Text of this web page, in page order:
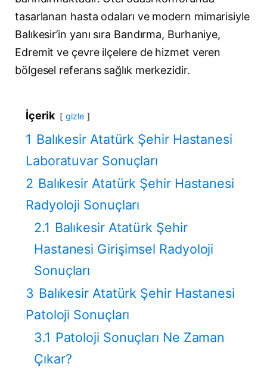
tasarlanan hasta odaları ve modern mimarisiyle
Balıkesir’in yanı sıra Bandırma, Burhaniye,
Edremit ve çevre ilçelere de hizmet veren
bölgesel referans sağlık merkezidir.
İçerik gizle
1 Balıkesir Atatürk Şehir Hastanesi
Laboratuvar Sonuçları
2 Balıkesir Atatürk Şehir Hastanesi
Radyoloji Sonuçları
2.1 Balıkesir Atatürk Şehir
Hastanesi Girişimsel Radyoloji
Sonuçları
3 Balıkesir Atatürk Şehir Hastanesi
Patoloji Sonuçları
3.1 Patoloji Sonuçları Ne Zaman
Çıkar?